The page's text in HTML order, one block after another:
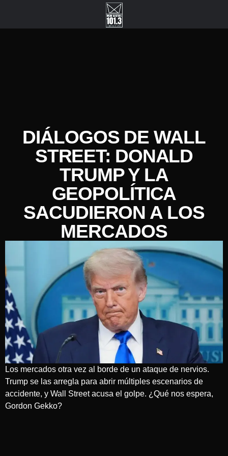
DIÁLOGOS DE WALL
STREET: DONALD
TRUMP Y LA
GEOPOLÍTICA
SACUDIERON A LOS
MERCADOS
Los mercados otra vez al borde de un ataque de nervios.
Trump se las arregla para abrir múltiples escenarios de
accidente, y Wall Street acusa el golpe. ¿Qué nos espera,
Gordon Gekko?